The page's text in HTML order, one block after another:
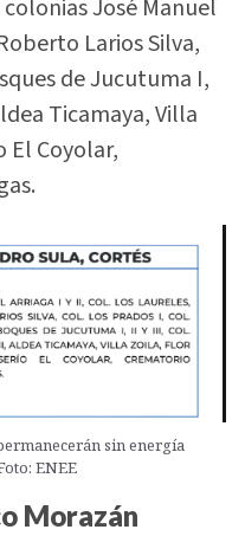
José Manuel
Larios Silva,
de Jucutuma I,
Ticamaya, Villa
El Coyolar,
sin energía
ENEE
Morazán